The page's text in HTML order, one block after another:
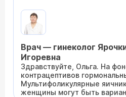
Врач — гинеколог
Игоревна
Здравствуйте, Ольга. На
контрацептивов
Мультифоликулярные
женщины могут быть